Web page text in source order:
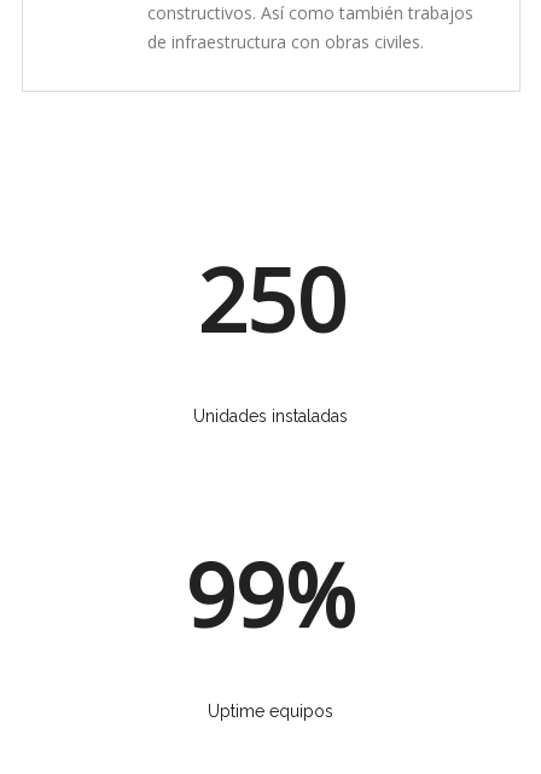
constructivos. Así como también trabajos
de infraestructura con obras civiles.
250
Unidades instaladas
99%
Uptime equipos